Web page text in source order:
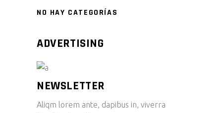
NO HAY CATEGORÍAS
ADVERTISING
NEWSLETTER
Aliqm lorem ante, dapibus in, viverra